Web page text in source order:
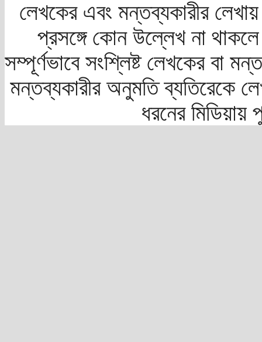
লেখকের এবং মন্তব্যকারীর
প্রসঙ্গে কোন উল্লেখ না
সম্পূর্ণভাবে সংশ্লিষ্ট লেখকের বা
মন্তব্যকারীর অনুমতি ব্যতিরেকে
ধরনের মিডিয়ায়